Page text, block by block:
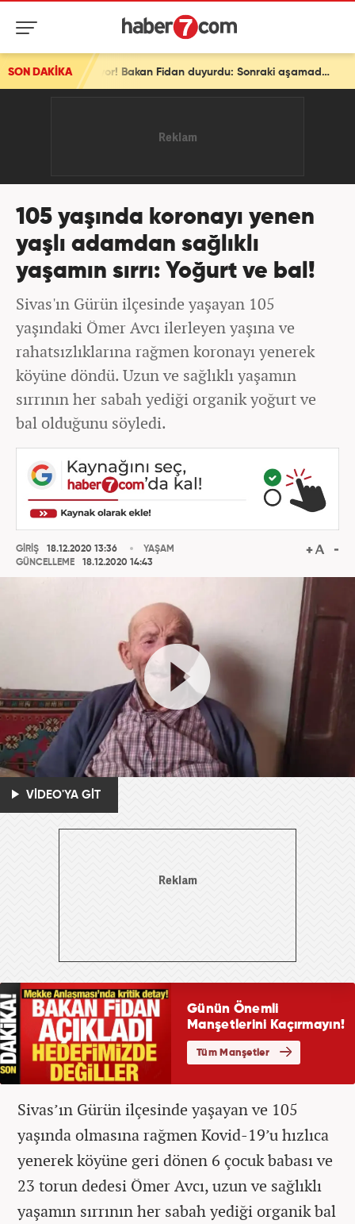
SON DAKİKA Son dakika: Ve bir ülke daha ittifaka katılıyor! Bakan Fidan duyurdu: Sonraki aşamada...
105 yaşında koronayı yenen
yaşlı adamdan sağlıklı
yaşamın sırrı: Yoğurt ve bal!
Sivas'ın Gürün ilçesinde yaşayan 105
yaşındaki Ömer Avcı ilerleyen yaşına ve
rahatsızlıklarına rağmen koronayı yenerek
köyüne döndü. Uzun ve sağlıklı yaşamın
sırrının her sabah yediği organik yoğurt ve
bal olduğunu söyledi.
GİRİŞ
18.12.2020 13:36
GÜNCELLEME
18.12.2020 14:43
YAŞAM
VİDEO'YA GİT
Sivas’ın Gürün ilçesinde yaşayan ve 105
yaşında olmasına rağmen Kovid-19’u hızlıca
yenerek köyüne geri dönen 6 çocuk babası ve
23 torun dedesi Ömer Avcı, uzun ve sağlıklı
yaşamın sırrının her sabah yediği organik bal